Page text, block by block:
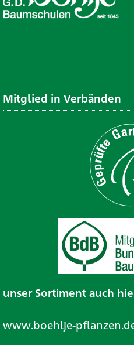
Mitglied in Verbänden
unser Sortiment auch
www.boehlje-